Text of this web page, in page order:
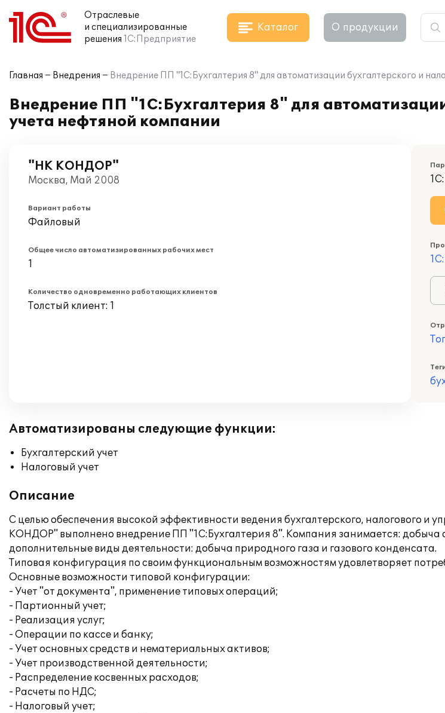
Отраслевые
и специализированные
решения 1С:Предприятие
Каталог О продукции
Главная Внедрения Внедрение ПП "1С:Бухгалтерия 8" для автоматизации бухгалтерского и
Внедрение ПП "1С:Бухгалтерия 8" для
учета нефтяной компании
"НК КОНДОР"
Москва, Май 2008
Вариант работы
Файловый
Общее число автоматизированных рабочих мест
1
Количество одновременно работающих клиентов
Толстый клиент: 1
Автоматизированы следующие функции:
Бухгалтерский учет
Налоговый учет
Описание
С целью обеспечения высокой эффективности ведения бухгалтерского, налогового и
КОНДОР" выполнено внедрение ПП "1С:Бухгалтерия 8". Компания занимается: добыча
дополнительные виды деятельности: добыча природного газа и газового конденсата.
Типовая конфигурация по своим функциональным возможностям удовлетворяет
Основные возможности типовой конфигурации:
- Учет "от документа", применение типовых операций;
- Партионный учет;
- Реализация услуг;
- Операции по кассе и банку;
- Учет основных средств и нематериальных активов;
- Учет производственной деятельности;
- Распределение косвенных расходов;
- Расчеты по НДС;
- Налоговый учет;